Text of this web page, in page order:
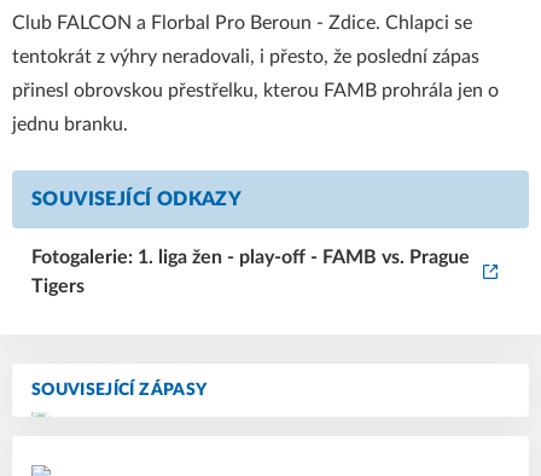
SOUVISEJÍCÍ ZÁPASY
Club FALCON a Florbal Pro Beroun - Zdice. Chlapci se
tentokrát z výhry neradovali, i přesto, že poslední zápas
přinesl obrovskou přestřelku, kterou FAMB prohrála jen o
jednu branku.
SOUVISEJÍCÍ ODKAZY
Fotogalerie: 1. liga žen - play-off - FAMB vs. Prague
Tigers